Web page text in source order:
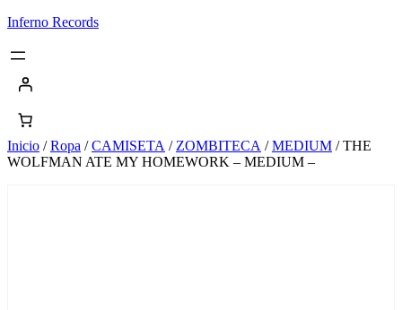
Saltar
contenido
Inferno Records
Inicio /Ropa /CAMISETA / ZOMBITECA /MEDIUM / THE
WOLFMAN ATE MY HOMEWORK – MEDIUM –